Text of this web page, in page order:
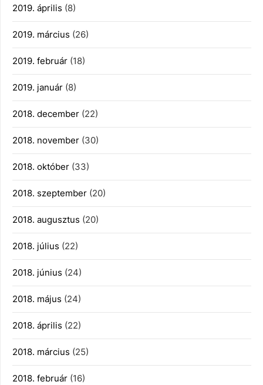
2019. április (8)
2019. március (26)
2019. február (18)
2019. január (8)
2018. december (22)
2018. november (30)
2018. október (33)
2018. szeptember (20)
2018. augusztus (20)
2018. július (22)
2018. június (24)
2018. május (24)
2018. április (22)
2018. március (25)
2018. február (16)